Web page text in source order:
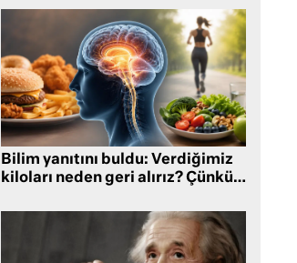
Bilim yanıtını buldu: Verdiğimiz
kiloları neden geri alırız? Çünkü…